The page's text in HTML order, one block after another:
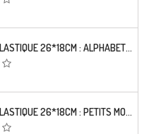
POCHOIR PLASTIQUE 26*18CM : ALPHABET (16)
POCHOIR PLASTIQUE 26*18CM : PETITS MOTIFS FLORALES